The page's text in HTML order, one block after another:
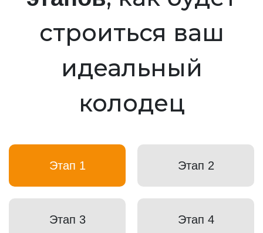
строиться ваш
идеальный
колодец
Этап 1 Этап 2
Этап 3 Этап 4